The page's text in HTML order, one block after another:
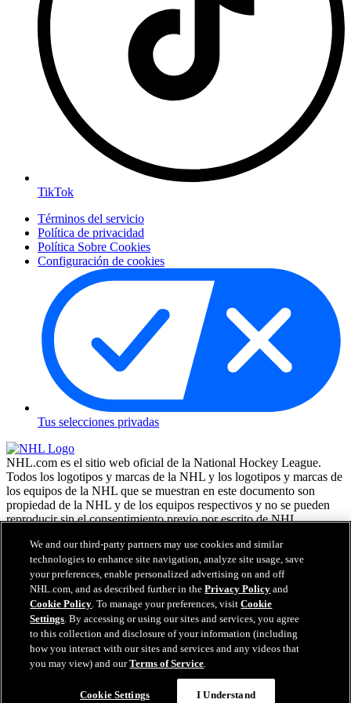
TikTok
Términos del servicio
Política de privacidad
Política Sobre Cookies
Configuración de cookies
Tus selecciones privadas
NHL.com es el sitio web oficial de la National Hockey League.
Todos los logotipos y marcas de la NHL y los logotipos y marcas de
los equipos de la NHL que se muestran en este documento son
propiedad de la NHL y de los equipos respectivos y no se pueden
reproducir sin el consentimiento previo por escrito de NHL
las camisetas de los equipos de la NHL, personalizadas con los
nombres y números de los jugadores, tienen licencia oficial de la
NHL y la NHLPA. La marca denominativa Zamboni y la
configuración de la máquina reparadora de hielo Zamboni son
marcas comerciales registradas de Frank J. Zamboni & Co., Inc. (c)
Frank J. Zamboni & Co., Inc. 2026. Todos los derechos reservados.
Cualquier otra marca comercial o copyright de terceros, es
propiedad de sus respectivos dueños. Reservados todos los
derechos.
We and our third-party partners may use cookies and similar
technologies to enhance site navigation, analyze site usage, save
your preferences, enable personalized advertising on and off
NHL.com, and as described further in thePrivacy Policy and
Cookie Policy. To manage your preferences, visitCookie
Settings. By accessing or using our sites and services, you agree
to this collection and disclosure of your information (including
how you interact with our sites and services and any videos that
you may view) and ourTerms of Service.
Cookie Settings I Understand